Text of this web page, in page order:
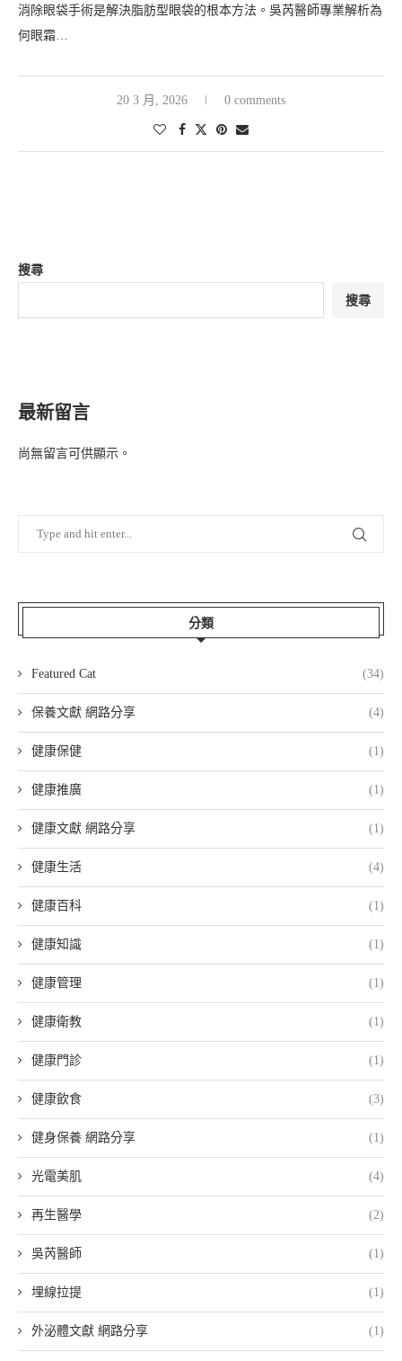
消除眼袋手術是解決脂肪型眼袋的根本方法。吳芮醫師專業解析為
何眼霜…
20 3 月, 2026 0 comments
搜尋
搜尋
最新留言
尚無留言可供顯示。
分類
Featured Cat (34)
保養文獻 網路分享 (4)
健康保健 (1)
健康推廣 (1)
健康文獻 網路分享 (1)
健康生活 (4)
健康百科 (1)
健康知識 (1)
健康管理 (1)
健康衛教 (1)
健康門診 (1)
健康飲食 (3)
健身保養 網路分享 (1)
光電美肌 (4)
再生醫學 (2)
吳芮醫師 (1)
埋線拉提 (1)
外泌體文獻 網路分享 (1)